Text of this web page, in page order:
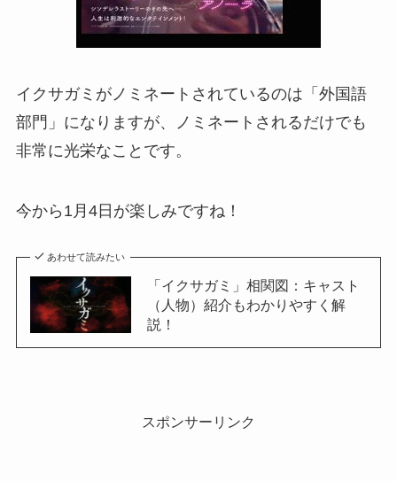
イクサガミがノミネートされているのは「外国語
部門」になりますが、ノミネートされるだけでも
非常に光栄なことです。
今から1月4日が楽しみですね！
あわせて読みたい
「イクサガミ」相関図：キャスト
（人物）紹介もわかりやすく解
説！
スポンサーリンク